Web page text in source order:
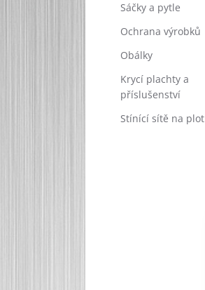
Sáčky a pytle
Ochrana výrobků
Obálky
Krycí plachty a
příslušenství
Stínící sítě na plot